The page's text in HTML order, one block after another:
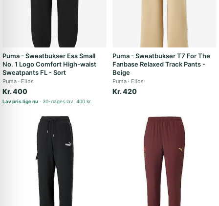
Puma - Sweatbukser Ess Small
No. 1 Logo Comfort High-waist
Sweatpants FL - Sort
Puma Ellos
Kr. 400
Lav pris lige nu 30-dages lav: 400 kr.
Puma - Sweatbukser T7 For The
Fanbase Relaxed Track Pants -
Beige
Puma Ellos
Kr. 420